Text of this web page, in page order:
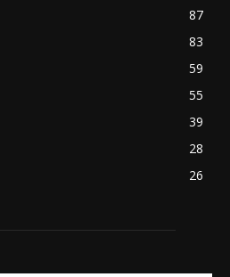
87
83
59
55
39
28
26